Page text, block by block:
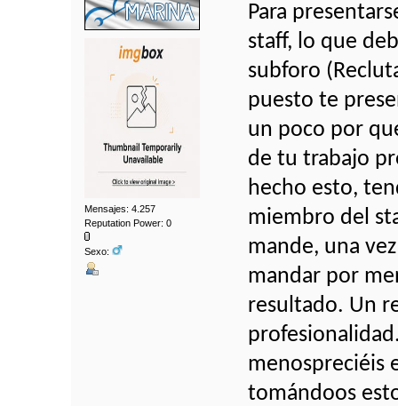
Mensajes: 4.257
Reputation Power: 0
Sexo:
Para
staff, lo que
subforo
puesto te
un poco por
de tu trabajo
hecho esto,
miembro del
mande, una
mandar por
resultado. Un
menospreciéis
tomándoos